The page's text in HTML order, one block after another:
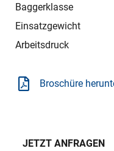
Baggerklasse
Einsatzgewicht
Arbeitsdruck
Broschüre
JETZT ANFRAGEN